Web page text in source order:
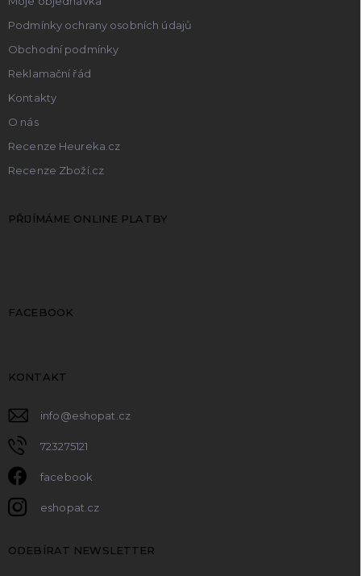
Podmínky ochrany osobních údajů
Obchodní podmínky
Reklamační řád
Kontakty
O nás
Recenze Heureka.cz
Recenze Zboží.cz
PŘIJÍMÁME ONLINE PLATBY
FACEBOOK
KONTAKT
info@eshopat.cz
723275121
facebook
eshopat.cz
ODEBÍRAT NEWSLETTER